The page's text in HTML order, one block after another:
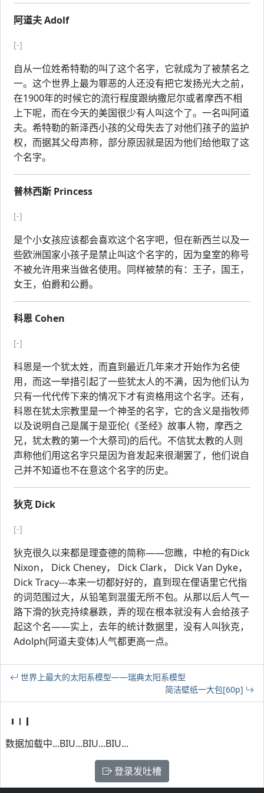
阿道夫 Adolf
[-]
自从一位姓希特勒的叫了这个名字，它就成为了被禁名之
一。这个世界上最为罪恶的人还没有把它发扬光大之前，
在1900年的时候它的流行程度跟纳撒尼尔或者摩西不相
上下呢，而在今天的美国很少有人叫这个了。一名叫阿道
夫。希特勒的新泽西小孩的父母失去了对他们孩子的监护
权，而据其父母声称，部分原因就是因为他们给他取了这
个名字。
普林西斯 Princess
[-]
是个小女孩应该都会喜欢这个名字吧，但在新西兰以及一
些欧洲国家小孩子是禁止叫这个名字的，因为皇室的称号
不被允许用来当做名使用。同样被禁的有：王子，国王，
女王，伯爵和公爵。
科恩 Cohen
[-]
科恩是一个犹太姓，而直到最近几年来才开始作为名使
用，而这一举措引起了一些犹太人的不满，因为他们认为
只有一代代传下来的情况下才有资格用这个名字。还有，
科恩在犹太宗教里是一个神圣的名字，它的含义是指牧师
以及说明自己是属于是亚伦(《圣经》故事人物，摩西之
兄，犹太教的第一个大祭司)的后代。不信犹太教的人则
声称他们用这名字只是因为音发起来很潮罢了，他们说自
己并不知道也不在意这个名字的历史。
狄克 Dick
[-]
狄克很久以来都是理查德的简称——您瞧，中枪的有Dick
Nixon， Dick Cheney， Dick Clark， Dick Van Dyke，
Dick Tracy---本来一切都好好的，直到现在俚语里它代指
的词范围过大，从铅笔到混蛋无所不包。从那以后人气一
路下滑的狄克持续暴跌，弄的现在根本就没有人会给孩子
起这个名——实上，去年的统计数据里，没有人叫狄克，
Adolph(阿道夫变体)人气都更高一点。
世界上最大的太阳系模型——瑞典太阳系模型
简洁壁纸一大包[60p]
数据加载中...BIU...BIU...BIU...
登录发吐槽